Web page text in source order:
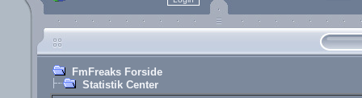
FmFreaks Forside
Statistik Center